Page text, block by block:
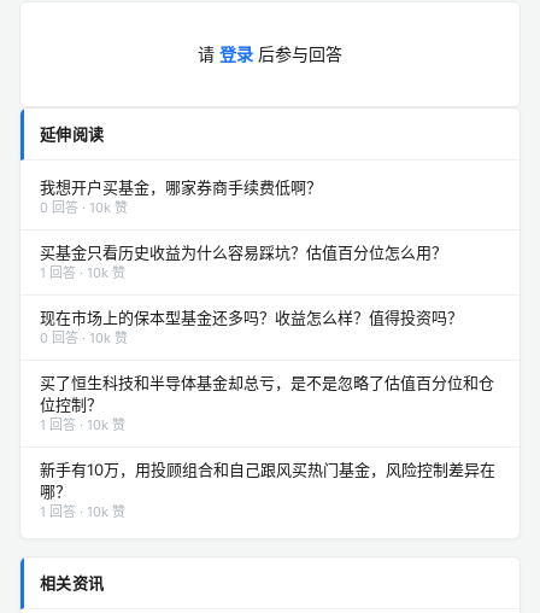
请 登录 后参与回答
延伸阅读
我想开户买基金，哪家券商手续费低啊？
0 回答 · 10k 赞
买基金只看历史收益为什么容易踩坑？估值百分位怎么用？
1 回答 · 10k 赞
现在市场上的保本型基金还多吗？收益怎么样？值得投资吗？
0 回答 · 10k 赞
买了恒生科技和半导体基金却总亏，是不是忽略了估值百分位和仓
位控制？
1 回答 · 10k 赞
新手有10万，用投顾组合和自己跟风买热门基金，风险控制差异在
哪？
1 回答 · 10k 赞
相关资讯